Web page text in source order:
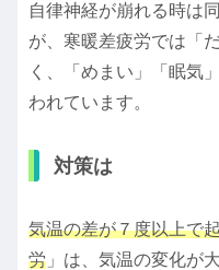
自律神経が崩れる時は
が、寒暖差疲労では「
く、「めまい」「眠気
われています。
対策は
気温の差が７度以上で
労 」は、気温の変化が